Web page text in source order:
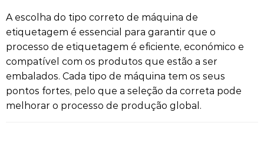
A escolha do tipo correto de máquina de
etiquetagem é essencial para garantir que o
processo de etiquetagem é eficiente, económico e
compatível com os produtos que estão a ser
embalados. Cada tipo de máquina tem os seus
pontos fortes, pelo que a seleção da correta pode
melhorar o processo de produção global.